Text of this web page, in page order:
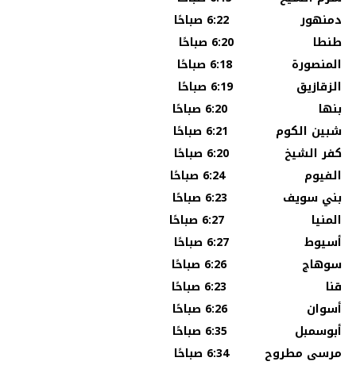
دمنهور 6:22 صباحًا
طنطا 6:20 صباحًا
المنصورة 6:18 صباحًا
الزقازيق 6:19 صباحًا
بنها 6:20 صباحًا
شبين الكوم 6:21 صباحًا
كفر الشيخ 6:20 صباحًا
الفيوم 6:24 صباحًا
بني سويف 6:23 صباحًا
المنيا 6:27 صباحًا
أسيوط 6:27 صباحًا
سوهاج 6:26 صباحًا
قنا 6:23 صباحًا
أسوان 6:26 صباحًا
أبوسمبل 6:35 صباحًا
مرسى مطروح 6:34 صباحًا